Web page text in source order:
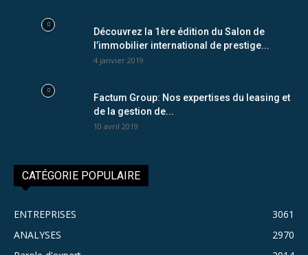
Découvrez la 1ère édition du Salon de
l’immobilier international de prestige...
4 janvier 2019
Factum Group: Nos expertises du leasing et
de la gestion de...
10 avril 2019
CATÉGORIE POPULAIRE
ENTREPRISES
3061
ANALYSES
2970